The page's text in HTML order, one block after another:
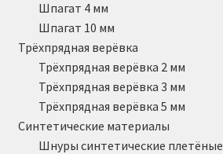
Шпагат 4 мм
Шпагат 10 мм
Трёхпрядная верёвка
Трёхпрядная верёвка 2 мм
Трёхпрядная верёвка 3 мм
Трёхпрядная верёвка 5 мм
Синтетические материалы
Шнуры синтетические плетёные